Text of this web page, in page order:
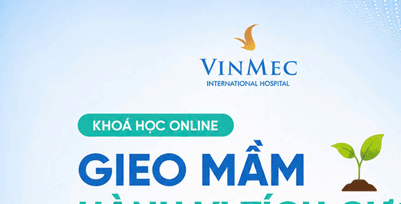
thì sản phụ không nên tắm ngay, chỉ nên tắm nhanh sau 2 đến 3 ngày sau sinh
bất thường có thể xảy ra